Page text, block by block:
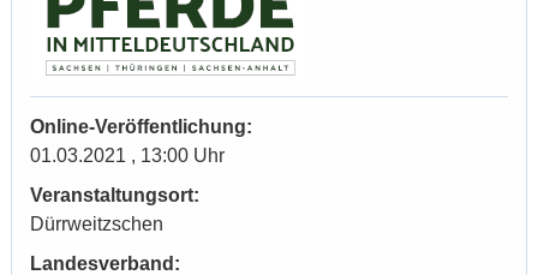
Online-Veröffentlichung:
01.03.2021 , 13:00 Uhr
Veranstaltungsort:
Dürrweitzschen
Landesverband: